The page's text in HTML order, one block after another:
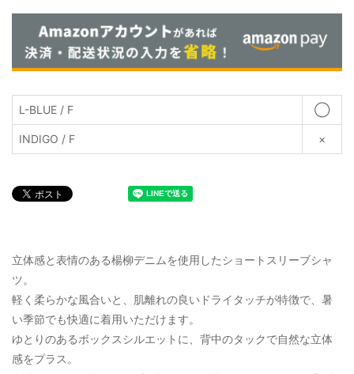
L-BLUE / F ◯
INDIGO / F ×
立体感と表情のある楊柳デニムを使用したショートスリーブシャ
ツ。
軽く柔らかな風合いと、肌離れの良いドライタッチが特徴で、暑
い季節でも快適に着用いただけます。
ゆとりのあるボックスシルエットに、背中のタックで自然な立体
感をプラス。